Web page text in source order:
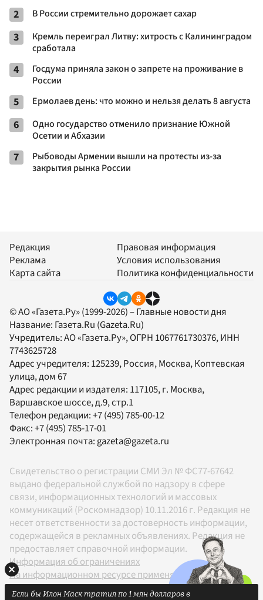
2 В России стремительно дорожает сахар
3
Кремль переиграл Литву: хитрость с Калининградом
сработала
4
Госдума приняла закон о запрете на проживание в
России
5 Ермолаев день: что можно и нельзя делать 8 августа
6
Одно государство отменило признание Южной
Осетии и Абхазии
7
Рыбоводы Армении вышли на протесты из-за
закрытия рынка России
Редакция
Реклама
Карта сайта
Правовая информация
Условия использования
Политика конфиденциальности
© АО «Газета.Ру» (1999-2026) – Главные новости дня
Название: Газета.Ru (Gazeta.Ru)
Учредитель:АО «Газета.Ру», ОГРН 1067761730376, ИНН
7743625728
Адрес учредителя: 125239, Россия, Москва, Коптевская
улица, дом 67
Адрес редакции и издателя: 117105, г. Москва,
Варшавское шоссе, д.9, стр.1
Телефон редакции:+7 (495) 785-00-12
Факс:+7 (495) 785-17-01
Электронная почта:gazeta@gazeta.ru
Свидетельство о регистрации СМИ Эл № ФС77-67642
выдано федеральной службой по надзору в сфере
связи, информационных технологий и массовых
коммуникаций (Роскомнадзор) 10.11.2016 г. Редакция не
несет ответственности за достоверность информации,
содержащейся в рекламных объявлениях. Редакция не
предоставляет справочной информации.
Информация об ограничениях
На информационном ресурсе применяются
рекомендательные технологии в соответствии с
Если бы Илон Маск тратил по 1 млн долларов в